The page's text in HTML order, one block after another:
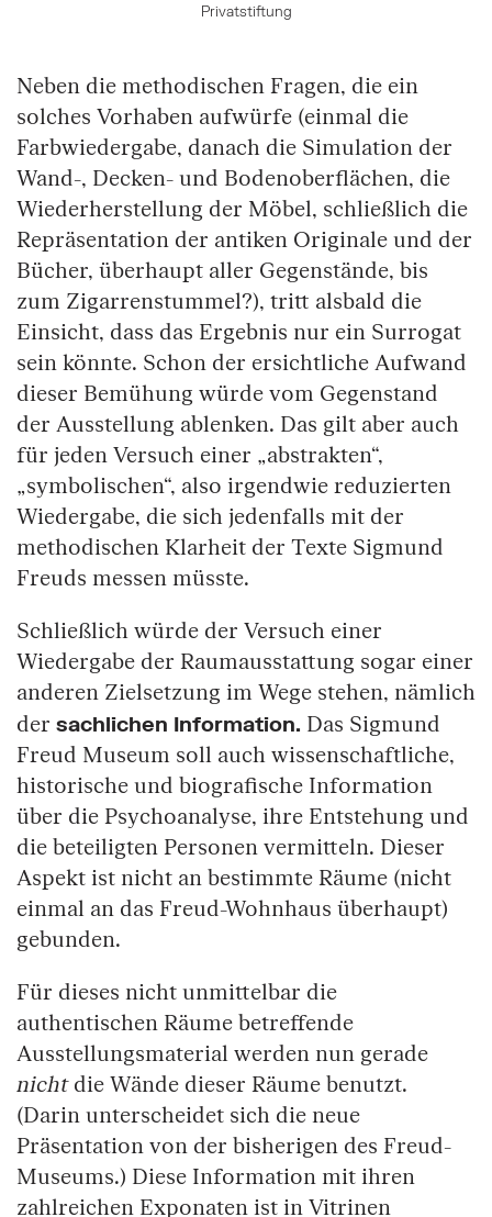
Privatstiftung
Neben die methodischen Fragen, die ein
solches Vorhaben aufwürfe (einmal die
Farbwiedergabe, danach die Simulation der
Wand-, Decken- und Bodenoberflächen, die
Wiederherstellung der Möbel, schließlich die
Repräsentation der antiken Originale und der
Bücher, überhaupt aller Gegenstände, bis
zum Zigarrenstummel?), tritt alsbald die
Einsicht, dass das Ergebnis nur ein Surrogat
sein könnte. Schon der ersichtliche Aufwand
dieser Bemühung würde vom Gegenstand
der Ausstellung ablenken. Das gilt aber auch
für jeden Versuch einer „abstrakten“,
„symbolischen“, also irgendwie reduzierten
Wiedergabe, die sich jedenfalls mit der
methodischen Klarheit der Texte Sigmund
Freuds messen müsste.
Schließlich würde der Versuch einer
Wiedergabe der Raumausstattung sogar einer
anderen Zielsetzung im Wege stehen, nämlich
der sachlichen Information. Das Sigmund
Freud Museum soll auch wissenschaftliche,
historische und biografische Information
über die Psychoanalyse, ihre Entstehung und
die beteiligten Personen vermitteln. Dieser
Aspekt ist nicht an bestimmte Räume (nicht
einmal an das Freud-Wohnhaus überhaupt)
gebunden.
Für dieses nicht unmittelbar die
authentischen Räume betreffende
Ausstellungsmaterial werden nun gerade
nicht die Wände dieser Räume benutzt.
(Darin unterscheidet sich die neue
Präsentation von der bisherigen des Freud-
Museums.) Diese Information mit ihren
zahlreichen Exponaten ist in Vitrinen